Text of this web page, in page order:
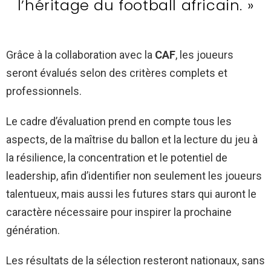
l’héritage du football africain. »
Grâce à la collaboration avec la CAF, les joueurs
seront évalués selon des critères complets et
professionnels.
Le cadre d’évaluation prend en compte tous les
aspects, de la maîtrise du ballon et la lecture du jeu à
la résilience, la concentration et le potentiel de
leadership, afin d’identifier non seulement les joueurs
talentueux, mais aussi les futures stars qui auront le
caractère nécessaire pour inspirer la prochaine
génération.
Les résultats de la sélection resteront nationaux, sans